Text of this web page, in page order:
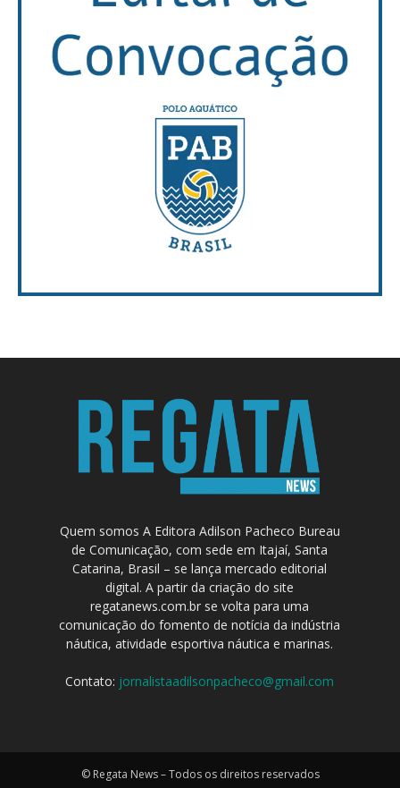
Quem somos A Editora Adilson Pacheco Bureau
de Comunicação, com sede em Itajaí, Santa
Catarina, Brasil – se lança mercado editorial
digital. A partir da criação do site
regatanews.com.br se volta para uma
comunicação do fomento de notícia da indústria
náutica, atividade esportiva náutica e marinas.
Contato: jornalistaadilsonpacheco@gmail.com
© Regata News – Todos os direitos reservados